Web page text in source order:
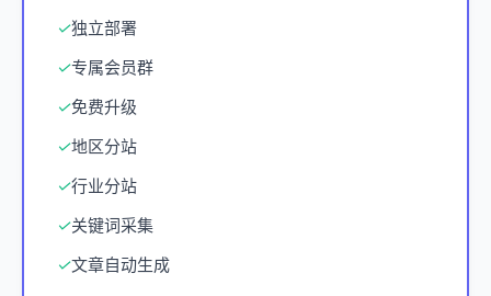
✓独立部署
✓专属会员群
✓免费升级
✓地区分站
✓行业分站
✓关键词采集
✓文章自动生成